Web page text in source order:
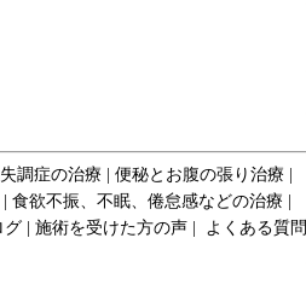
調症の治療
便秘とお腹の張り治療
食欲不振、不眠、倦怠感などの治療
グ 施術を受けた方の声
よくある質問